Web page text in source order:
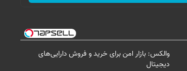
والکس: بازار امن برای خرید و فروش دارایی‌های
دیجیتال